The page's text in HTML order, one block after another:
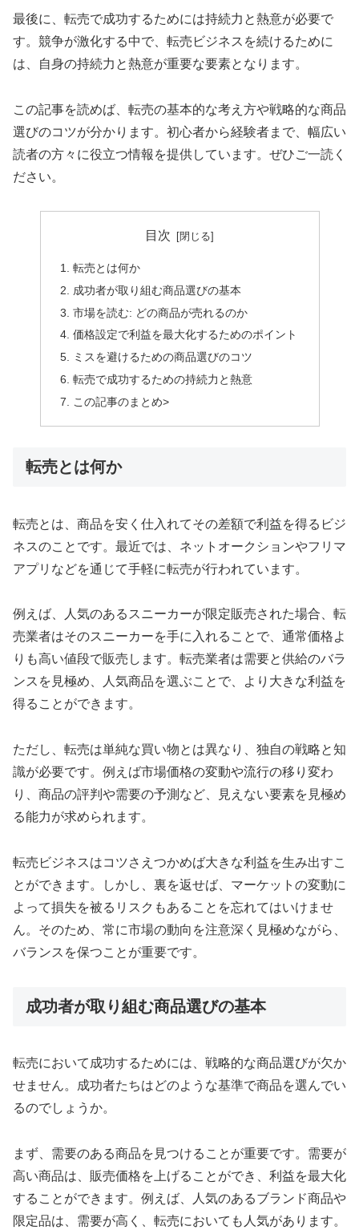
最後に、転売で成功するためには持続力と熱意が必要で
す。競争が激化する中で、転売ビジネスを続けるために
は、自身の持続力と熱意が重要な要素となります。
この記事を読めば、転売の基本的な考え方や戦略的な商品
選びのコツが分かります。初心者から経験者まで、幅広い
読者の方々に役立つ情報を提供しています。ぜひご一読く
ださい。
目次
転売とは何か
成功者が取り組む商品選びの基本
市場を読む: どの商品が売れるのか
価格設定で利益を最大化するためのポイント
ミスを避けるための商品選びのコツ
転売で成功するための持続力と熱意
この記事のまとめ>
転売とは何か
転売とは、商品を安く仕入れてその差額で利益を得るビジ
ネスのことです。最近では、ネットオークションやフリマ
アプリなどを通じて手軽に転売が行われています。
例えば、人気のあるスニーカーが限定販売された場合、転
売業者はそのスニーカーを手に入れることで、通常価格よ
りも高い値段で販売します。転売業者は需要と供給のバラ
ンスを見極め、人気商品を選ぶことで、より大きな利益を
得ることができます。
ただし、転売は単純な買い物とは異なり、独自の戦略と知
識が必要です。例えば市場価格の変動や流行の移り変わ
り、商品の評判や需要の予測など、見えない要素を見極め
る能力が求められます。
転売ビジネスはコツさえつかめば大きな利益を生み出すこ
とができます。しかし、裏を返せば、マーケットの変動に
よって損失を被るリスクもあることを忘れてはいけませ
ん。そのため、常に市場の動向を注意深く見極めながら、
バランスを保つことが重要です。
成功者が取り組む商品選びの基本
転売において成功するためには、戦略的な商品選びが欠か
せません。成功者たちはどのような基準で商品を選んでい
るのでしょうか。
まず、需要のある商品を見つけることが重要です。需要が
高い商品は、販売価格を上げることができ、利益を最大化
することができます。例えば、人気のあるブランド商品や
限定品は、需要が高く、転売においても人気があります。